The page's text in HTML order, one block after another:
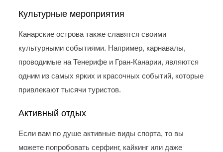
Культурные мероприятия
Канарские острова также славятся своими
культурными событиями. Например, карнавалы,
проводимые на Тенерифе и Гран-Канарии, являются
одним из самых ярких и красочных событий, которые
привлекают тысячи туристов.
Активный отдых
Если вам по душе активные виды спорта, то вы
можете попробовать серфинг, кайкинг или даже